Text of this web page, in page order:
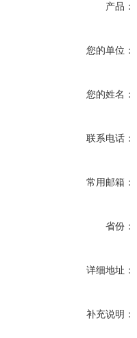
产品：
您的单位：
您的姓名：
联系电话：
常用邮箱：
省份：
详细地址：
补充说明：